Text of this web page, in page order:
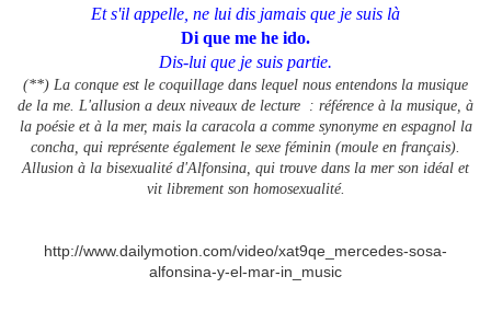
Et s'il appelle, ne lui dis jamais que je suis là
Di que me he ido.
Dis-lui que je suis partie.
(**) La conque est le coquillage dans lequel nous entendons la musique
de la me. L'allusion a deux niveaux de lecture : référence à la musique, à
la poésie et à la mer, mais la caracola a comme synonyme en espagnol la
concha, qui représente également le sexe féminin (moule en français).
Allusion à la bisexualité d'Alfonsina, qui trouve dans la mer son idéal et
vit librement son homosexualité.
http://www.dailymotion.com/video/xat9qe_mercedes-sosa-
alfonsina-y-el-mar-in_music